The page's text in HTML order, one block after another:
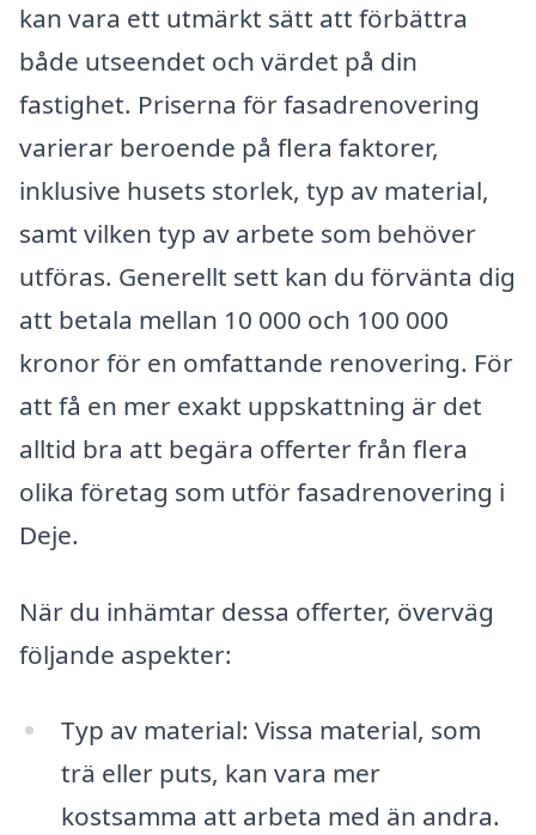
kan vara ett utmärkt sätt att förbättra
både utseendet och värdet på din
fastighet. Priserna för fasadrenovering
varierar beroende på flera faktorer,
inklusive husets storlek, typ av material,
samt vilken typ av arbete som behöver
utföras. Generellt sett kan du förvänta dig
att betala mellan 10 000 och 100 000
kronor för en omfattande renovering. För
att få en mer exakt uppskattning är det
alltid bra att begära offerter från flera
olika företag som utför fasadrenovering i
Deje.
När du inhämtar dessa offerter, överväg
följande aspekter:
Typ av material: Vissa material, som
trä eller puts, kan vara mer
kostsamma att arbeta med än andra.